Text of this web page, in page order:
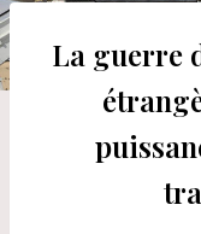
La guerre